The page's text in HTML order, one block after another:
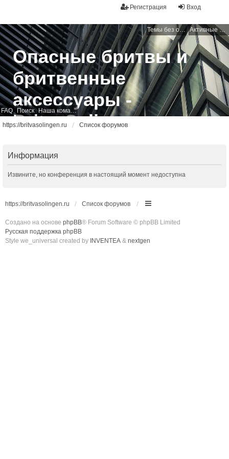
Вход
Регистрация
Темы без ответов Активные темы
FAQ Поиск Наша команда
Опасные бритвы и
бритвенные
аксессуары -
BritvaSolingen
https://britvasolingen.ru Список форумов
Информация
Извините, но конференция в настоящий момент недоступна
https://britvasolingen.ru Список форумов
Создано на основе phpBB® Forum Software © phpBB Limited
Русская поддержка phpBB
Style we_universal created by INVENTEA & nextgen